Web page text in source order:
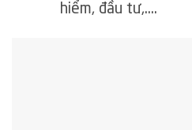
hiểm, đầu tư,….